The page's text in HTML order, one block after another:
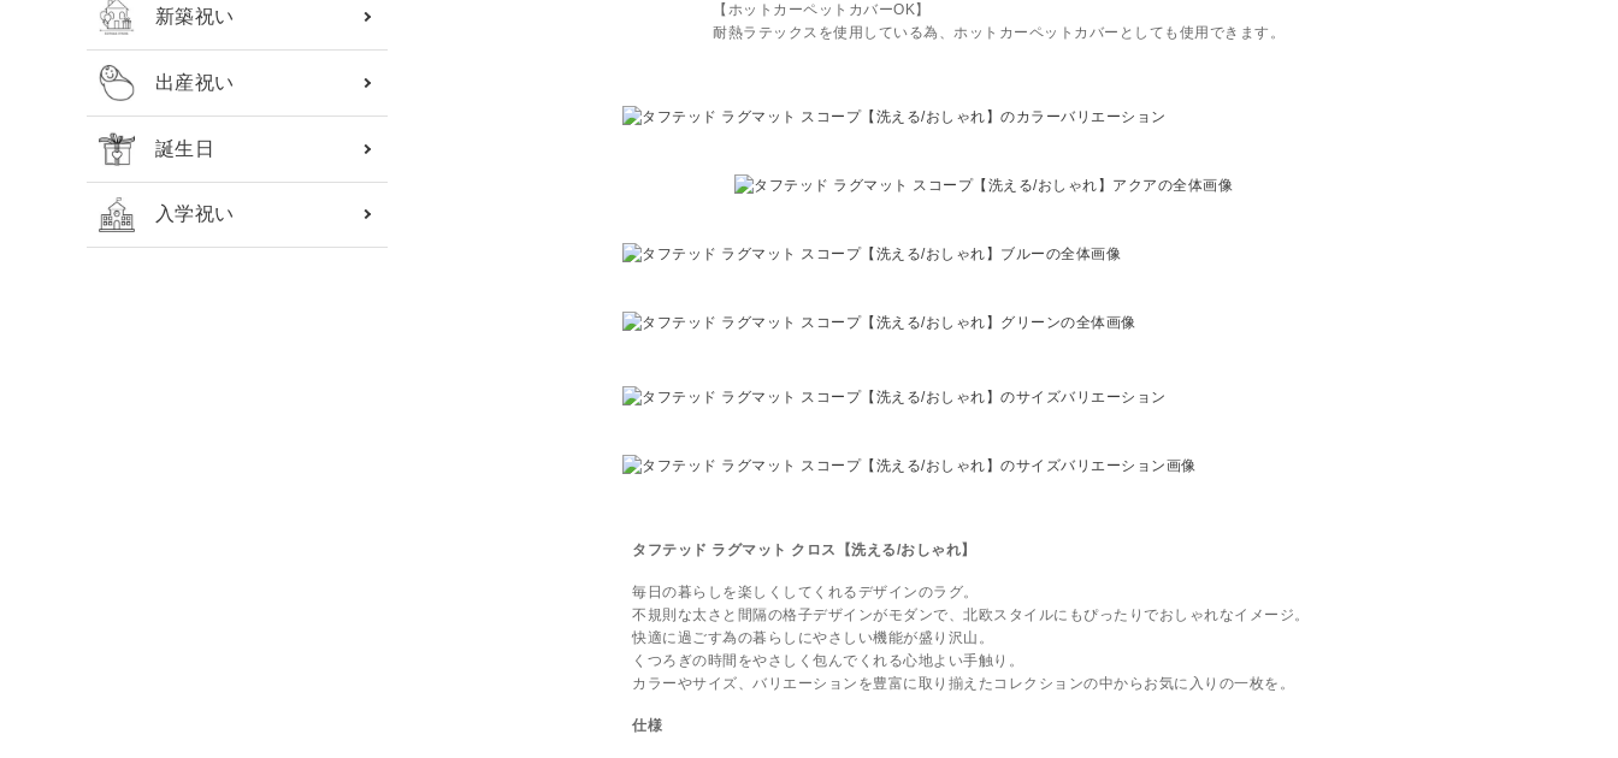
新築祝い
出産祝い
誕生日
入学祝い
【ホットカーペットカバーOK】
耐熱ラテックスを使用している為、ホットカーペットカバーとしても使用できます。
タフテッド ラグマット クロス【洗える/おしゃれ】
毎日の暮らしを楽しくしてくれるデザインのラグ。
不規則な太さと間隔の格子デザインがモダンで、北欧スタイルにもぴったりでおしゃれなイメージ。
快適に過ごす為の暮らしにやさしい機能が盛り沢山。
くつろぎの時間をやさしく包んでくれる心地よい手触り。
カラーやサイズ、バリエーションを豊富に取り揃えたコレクションの中からお気に入りの一枚を。
仕様